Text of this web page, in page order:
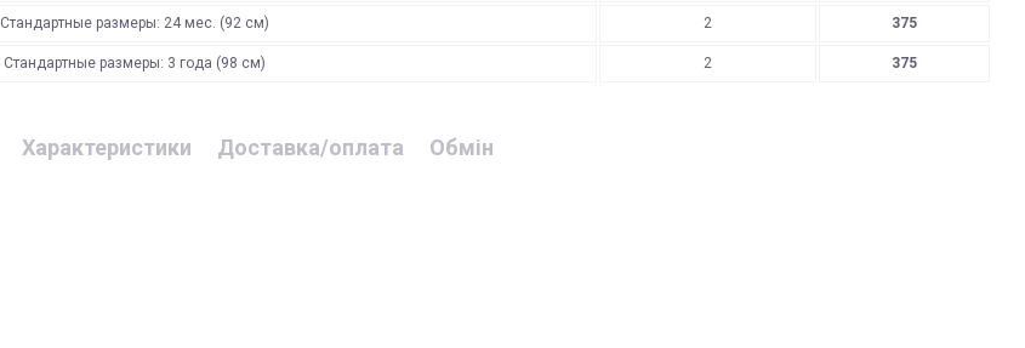
Стандартные размеры: 24 мес. (92 см) 2 375
Стандартные размеры: 3 года (98 см) 2 375
Характеристики Доставка/оплата Обмін